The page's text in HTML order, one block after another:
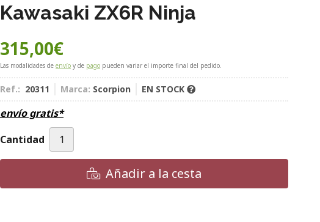
Kawasaki ZX6R Ninja
315,00€
Las modalidades de envío y de pago pueden variar el importe final del pedido.
Ref.: 20311 Marca: Scorpion EN STOCK
envío gratis*
Cantidad
Añadir a la cesta